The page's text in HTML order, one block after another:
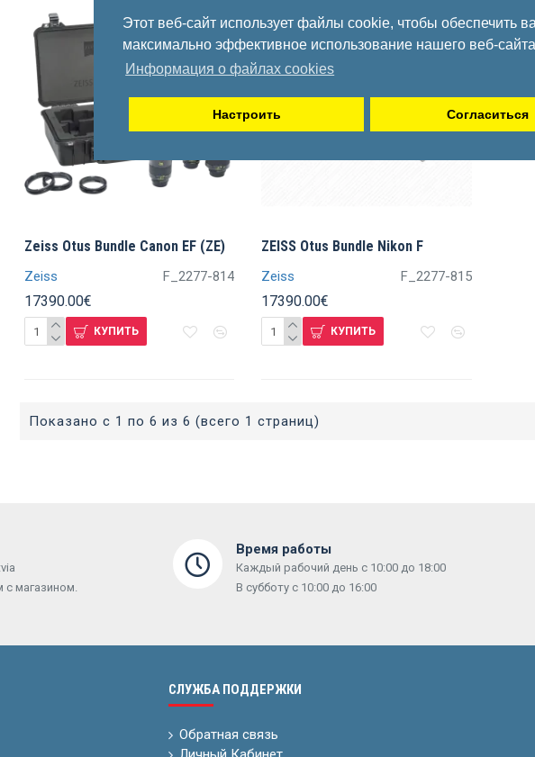
Этот веб-сайт использует файлы cookie, чтобы обеспечить
максимально эффективное использование нашего веб-
Информация о файлах cookies
Настроить Согласиться
Zeiss F_2277-814
Zeiss Otus Bundle Canon EF (ZE)
17390.00€
КУПИТЬ
Zeiss F_2277-815
ZEISS Otus Bundle Nikon F
17390.00€
КУПИТЬ
Показано с 1 по 6 из 6 (всего 1 страниц)
с магазином.
Время работы
Каждый рабочий день с 10:00 до 18:00
В субботу с 10:00 до 16:00
СЛУЖБА ПОДДЕРЖКИ
Обратная связь